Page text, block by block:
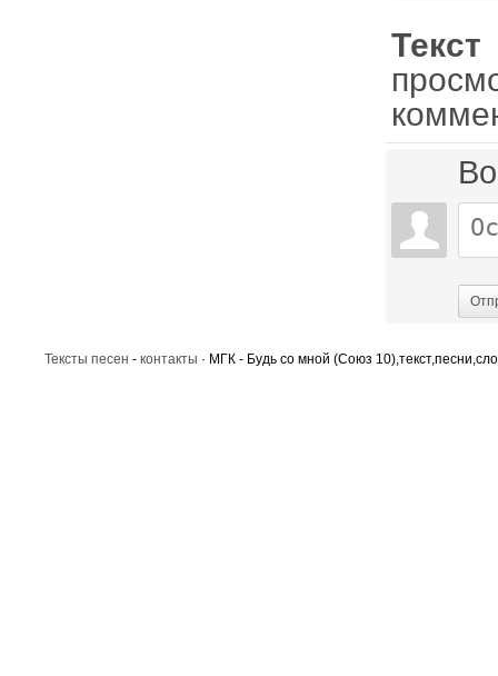
Тексты песен - контакты · МГК - Будь со мной (Союз